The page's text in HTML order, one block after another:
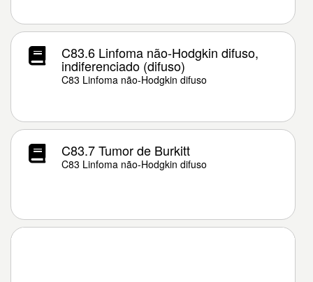
C83.6 Linfoma não-Hodgkin difuso,
indiferenciado (difuso)
C83 Linfoma não-Hodgkin difuso
C83.7 Tumor de Burkitt
C83 Linfoma não-Hodgkin difuso